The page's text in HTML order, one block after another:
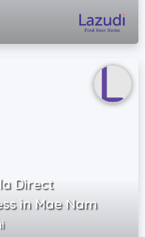
Direct
in Mae Nam